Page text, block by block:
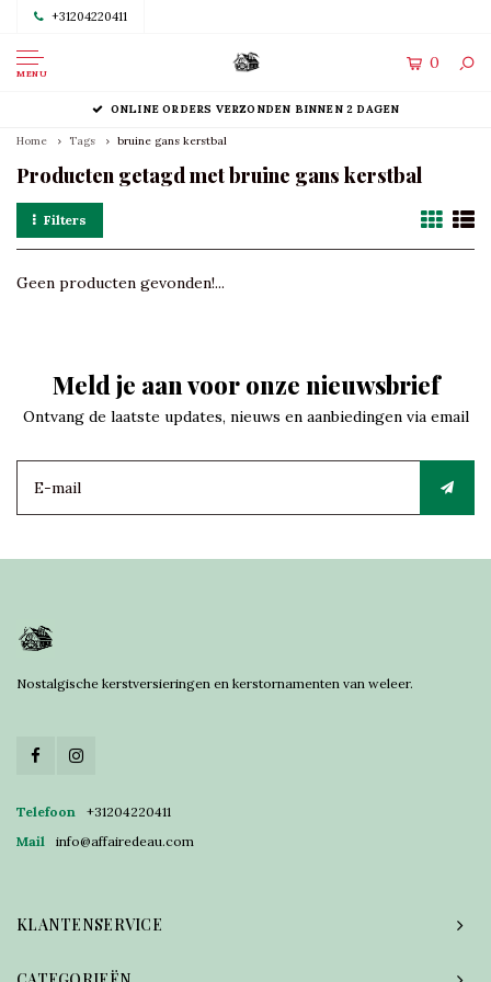
+31204220411
MENU
0
ONLINE ORDERS VERZONDEN BINNEN 2 DAGEN
Home Tags bruine gans kerstbal
Producten getagd met bruine gans kerstbal
Filters
Geen producten gevonden!...
Meld je aan voor onze nieuwsbrief
Ontvang de laatste updates, nieuws en aanbiedingen via email
Nostalgische kerstversieringen en kerstornamenten van weleer.
Telefoon
+31204220411
Mail
info@affairedeau.com
KLANTENSERVICE